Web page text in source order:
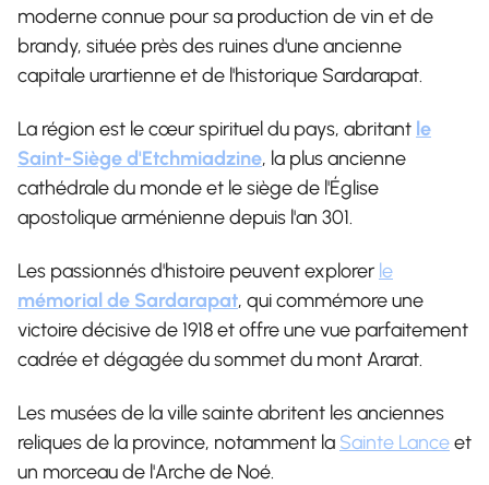
moderne connue pour sa production de vin et de
brandy, située près des ruines d'une ancienne
capitale urartienne et de l'historique Sardarapat.
La région est le cœur spirituel du pays, abritant le
Saint-Siège d'Etchmiadzine, la plus ancienne
cathédrale du monde et le siège de l'Église
apostolique arménienne depuis l'an 301.
Les passionnés d'histoire peuvent explorer le
mémorial de Sardarapat, qui commémore une
victoire décisive de 1918 et offre une vue parfaitement
cadrée et dégagée du sommet du mont Ararat.
Les musées de la ville sainte abritent les anciennes
reliques de la province, notamment la Sainte Lanceet
un morceau de l'Arche de Noé.